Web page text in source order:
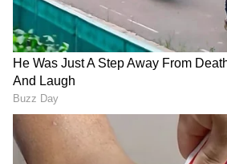
IPL ಮ್ಯಾಚ್ ವೇಳೆ ಸ್ಟೇಡಿಯಂನಲ್ಲೇ ಕ್ಯೂಟ್
ಕಿತ್ತಾಡಿಕೊಂಡ ಮುದ್ದಾದ ಜೋಡಿ! ವಿಡಿಯೋ
ಮುಂಬೈಯನ್ನು ಅವರದ್ದೇ ಮೈದಾನದಲ್ಲಿ
ಆರ್‌ಸಿಬಿ! ಹಾರ್ದಿಕ್ ಪಾಂಡ್ಯ ಪಡೆಗೆ ಹ್ಯಾಟ್ರಿಕ್